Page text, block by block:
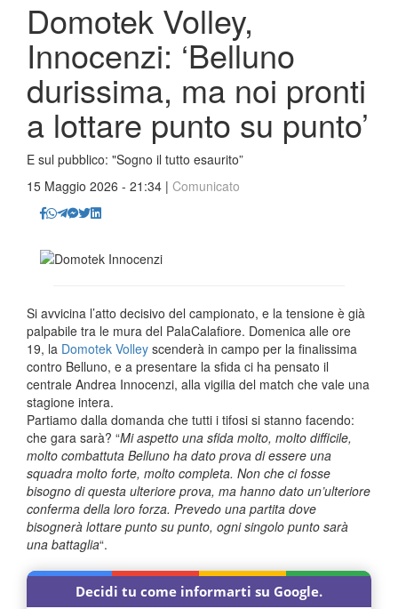
Domotek Volley,
Innocenzi: ‘Belluno
durissima, ma noi pronti
a lottare punto su punto’
E sul pubblico: "Sogno il tutto esaurito”
15 Maggio 2026 - 21:34 | Comunicato
Si avvicina l’atto decisivo del campionato, e la tensione è già
palpabile tra le mura del PalaCalafiore. Domenica alle ore
19, la Domotek Volley scenderà in campo per la finalissima
contro Belluno, e a presentare la sfida ci ha pensato il
centrale Andrea Innocenzi, alla vigilia del match che vale una
stagione intera.
Partiamo dalla domanda che tutti i tifosi si stanno facendo:
che gara sarà? “Mi aspetto una sfida molto, molto difficile,
molto combattuta Belluno ha dato prova di essere una
squadra molto forte, molto completa. Non che ci fosse
bisogno di questa ulteriore prova, ma hanno dato un’ulteriore
conferma della loro forza. Prevedo una partita dove
bisognerà lottare punto su punto, ogni singolo punto sarà
una battaglia“.
Decidi tu come informarti su Google.